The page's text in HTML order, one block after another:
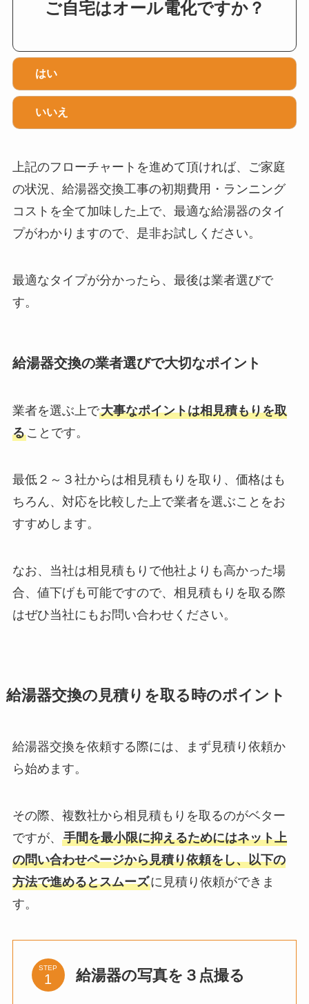
ご自宅はオール電化ですか？
はい
いいえ
上記のフローチャートを進めて頂ければ、ご家庭
の状況、給湯器交換工事の初期費用・ランニング
コストを全て加味した上で、最適な給湯器のタイ
プがわかりますので、是非お試しください。
最適なタイプが分かったら、最後は業者選びで
す。
給湯器交換の業者選びで大切なポイント
業者を選ぶ上で大事なポイントは相見積もりを取
ることです。
最低２～３社からは相見積もりを取り、価格はも
ちろん、対応を比較した上で業者を選ぶことをお
すすめします。
なお、当社は相見積もりで他社よりも高かった場
合、値下げも可能ですので、相見積もりを取る際
はぜひ当社にもお問い合わせください。
給湯器交換の見積りを取る時のポイント
給湯器交換を依頼する際には、まず見積り依頼か
ら始めます。
その際、複数社から相見積もりを取るのがベター
ですが、 手間を最小限に抑えるためにはネット上
の問い合わせページから見積り依頼をし、以下の
方法で進めるとスムーズに見積り依頼ができま
す。
STEP 給湯器の写真を３点撮る